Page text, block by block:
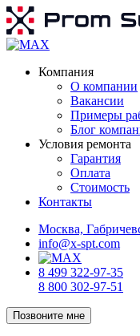
Компания
О компании
Вакансии
Примеры
Блог
Условия ремонта
Гарантия
Оплата
Стоимость
Контакты
Москва,
info@x-spt.com
8 499 322-97-35
8 800 302-97-51
Позвоните мне